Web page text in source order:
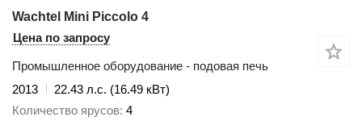
Wachtel Mini Piccolo 4
Цена по запросу
Промышленное оборудование - подовая печь
2013
22.43 л.с. (16.49 кВт)
Количество ярусов 4